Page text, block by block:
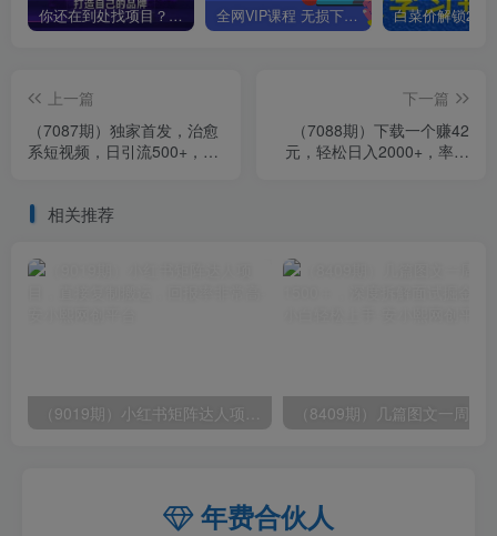
你还在到处找项目？还在当韭菜？我靠卖项目一个月收入5万+，曾经我也是个失败者。 全网VIP课程 无损下载~
上一篇
（7087期）独家首发，治愈
系短视频，日引流500+，当
下一篇
（7088期）下载一个赚42
元，轻松日入2000+，率土
相关推荐
年费合伙人